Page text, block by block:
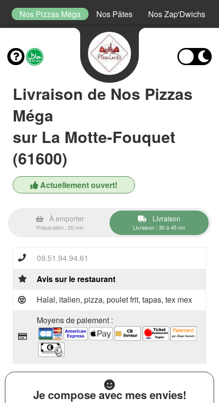
Nos Pizzas Méga Nos Pâtes Nos Zap'Dwichs
Livraison de Nos Pizzas
Méga
sur La Motte-Fouquet
(61600)
Actuellement ouvert!
À emporter
Préparation : 20 min
Livraison
Livraison : 30 à 45 mn
09.51.94.94.61
Avis sur le restaurant
Halal, italien, pizza, poulet frit, tapas, tex mex
Moyens de paiement :
Je compose avec mes envies!